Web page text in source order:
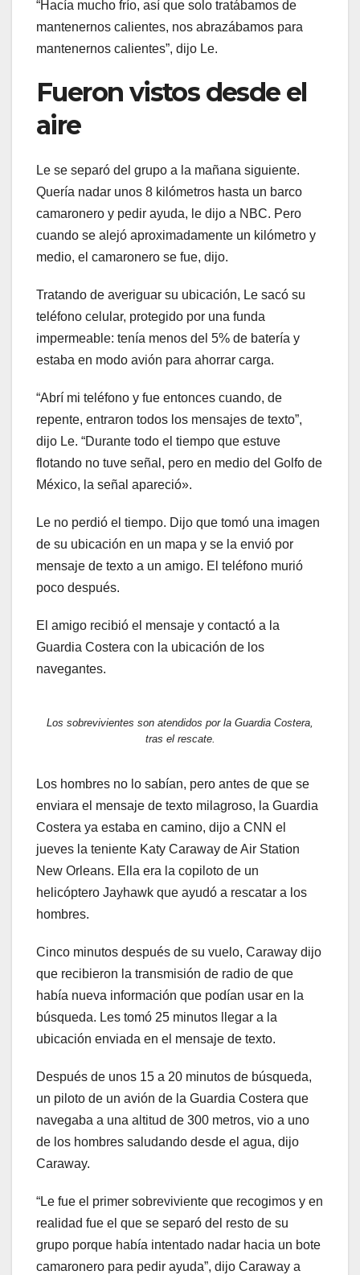
“Hacía mucho frío, así que solo tratábamos de
mantenernos calientes, nos abrazábamos para
mantenernos calientes”, dijo Le.
Fueron vistos desde el
aire
Le se separó del grupo a la mañana siguiente.
Quería nadar unos 8 kilómetros hasta un barco
camaronero y pedir ayuda, le dijo a NBC. Pero
cuando se alejó aproximadamente un kilómetro y
medio, el camaronero se fue, dijo.
Tratando de averiguar su ubicación, Le sacó su
teléfono celular, protegido por una funda
impermeable: tenía menos del 5% de batería y
estaba en modo avión para ahorrar carga.
“Abrí mi teléfono y fue entonces cuando, de
repente, entraron todos los mensajes de texto”,
dijo Le. “Durante todo el tiempo que estuve
flotando no tuve señal, pero en medio del Golfo de
México, la señal apareció».
Le no perdió el tiempo. Dijo que tomó una imagen
de su ubicación en un mapa y se la envió por
mensaje de texto a un amigo. El teléfono murió
poco después.
El amigo recibió el mensaje y contactó a la
Guardia Costera con la ubicación de los
navegantes.
Los sobrevivientes son atendidos por la Guardia Costera,
tras el rescate.
Los hombres no lo sabían, pero antes de que se
enviara el mensaje de texto milagroso, la Guardia
Costera ya estaba en camino, dijo a CNN el
jueves la teniente Katy Caraway de Air Station
New Orleans. Ella era la copiloto de un
helicóptero Jayhawk que ayudó a rescatar a los
hombres.
Cinco minutos después de su vuelo, Caraway dijo
que recibieron la transmisión de radio de que
había nueva información que podían usar en la
búsqueda. Les tomó 25 minutos llegar a la
ubicación enviada en el mensaje de texto.
Después de unos 15 a 20 minutos de búsqueda,
un piloto de un avión de la Guardia Costera que
navegaba a una altitud de 300 metros, vio a uno
de los hombres saludando desde el agua, dijo
Caraway.
“Le fue el primer sobreviviente que recogimos y en
realidad fue el que se separó del resto de su
grupo porque había intentado nadar hacia un bote
camaronero para pedir ayuda”, dijo Caraway a